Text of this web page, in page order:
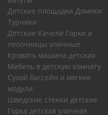
Детские площадки Домики
Турники
Детские Качели Горки и
песочницы уличные
Кровать машина детская
Мебель в детскую комнату
Сухой бассейн и мягкие
модули
Шведские стенки детские
Горка детская уличная